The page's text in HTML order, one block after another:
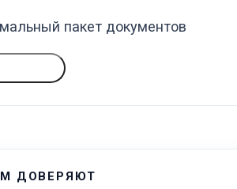
пакет документов
ДОВЕРЯЮТ